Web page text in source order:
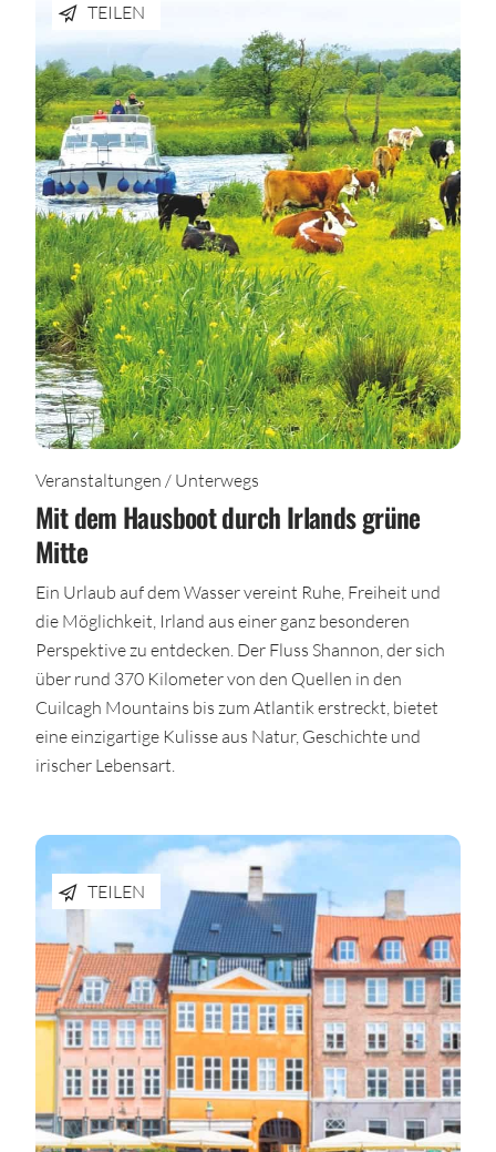
TEILEN
Veranstaltungen / Unterwegs
Mit dem Hausboot durch Irlands grüne
Mitte
Ein Urlaub auf dem Wasser vereint Ruhe, Freiheit und
die Möglichkeit, Irland aus einer ganz besonderen
Perspektive zu entdecken. Der Fluss Shannon, der sich
über rund 370 Kilometer von den Quellen in den
Cuilcagh Mountains bis zum Atlantik erstreckt, bietet
eine einzigartige Kulisse aus Natur, Geschichte und
irischer Lebensart.
TEILEN